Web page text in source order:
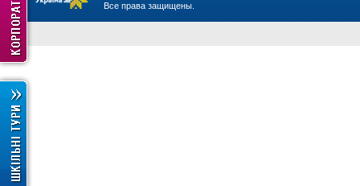
Все права защищены.